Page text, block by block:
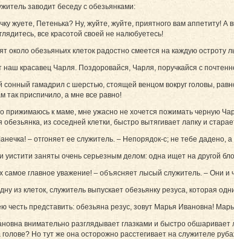
заводит беседу с обезьянками:
жуете, Петенька? Ну, жуйте, жуйте, приятного вам аппетиту!
все красотой своей не налюбуетесь!
около обезьяньих клеток радостно смеется на каждую остроту
наш красавец Чарля. Поздо­ро­вайся, Чарля, поручкайся с
гамадрил с шерстью, стоящей венцом вокруг головы,
так приспичило, а мне все равно!
прижимаюсь к маме, мне ужасно не хочется пожимать черную
обезьянка, из соседней клетки, быстро вытягивает лапку и
– отгоняет ее служитель. – Непорядок-с; не тебе
уистити заняты очень серьезным делом: одна ищет на другой
самое главное уважение! – объясняет лысый служитель. – Они
из клеток, служитель выпускает обезьянку резуса, которая
честь представить: обезьяна резус, зовут Марья Ивановна!
внимательно разглядывает глазками и быстро обшаривает
Но тут же она осторожно расстегивает на служителе